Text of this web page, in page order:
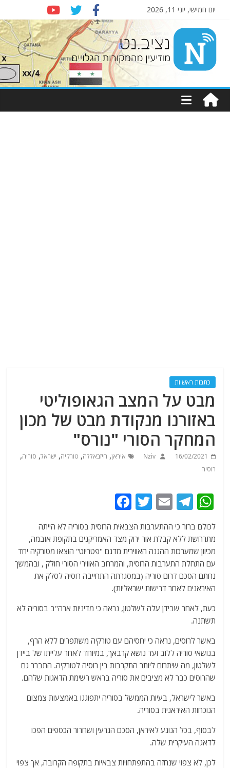
יום חמישי, יוני 11, 2026
Nziv.net
מודיעין
מהמקורות
כתבות ראשיות
מבט על המצב הגאופוליטי
באזורנו מנקודת מבט של מכון
המחקר הסורי "נורס"
16/02/2021
Nziv איראן, חיזבאללה, טורקיה, ישראל, סוריה,
רוסיה
W
at
s
A
p
p
T
e
g
ra
m
E
ai
l
T
itt
er
c
e
b
o
o
k
לכולם ברור כי ההתערבות הצבאית הרוסית בסוריה לא הייתה
מתרחשת ללא קבלת אור ירוק מצד האמריקנים בתקופת אובמה,
מכיוון שמערכות ההגנה האווירית מדגם "פטריוט" הוצאו מטורקיה יחד
עם התחלת התערבות הרוסית, והמרחב האווירי הסורי חולק , ובהמשך
נחתם הסכם דרום סוריה (במסגרתה התחייבה רוסיה לסלק את
האיראנים לאחר דרישות ישראליות).
כעת, לאחר שבידן עלה לשלטון, נראה כי מדיניות ארה"ב בסוריה לא
תשתנה.
באשר לרוסים, נראה כי יחסיהם עם טורקיה משתפרים ללא הרף,
בנושאי סוריה ללוב ועד נושא קרבאך, במיוחד לאחר עלייתו של ביידן
לשלטון, מה שיתרום ליותר התקרבות בין רוסיה לטורקיה. התברר גם
שהרוסים כבר לא מציבים את סוריה בראש רשימת הדאגות שלהם.
באשר לישראל, בעיות הממשל בסוריה יתפוגגו באמצעות צמצום
הנוכחות האיראנית בסוריה.
לבסוף, בכל הנוגע לאיראן, הסכם הגרעין ושחרור הכספים הפכו
לדאגה העיקרית שלה.
לכן, לא צפוי שנחזה בהתפתחויות צבאיות בתקופה הקרובה, אך צפוי